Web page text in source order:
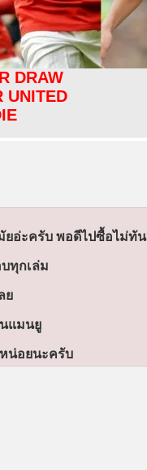
DRAW
UNITED
ยอ่ะครับ พอดีไปซื้อไม่ทัน
ทุกเล่ม
ย
แมนยู
น่อยนะครับ